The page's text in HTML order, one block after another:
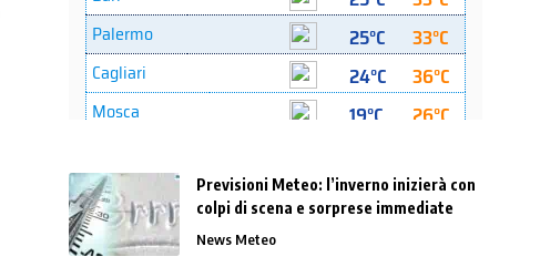
Previsioni Meteo: l’inverno inizierà con
colpi di scena e sorprese immediate
News Meteo